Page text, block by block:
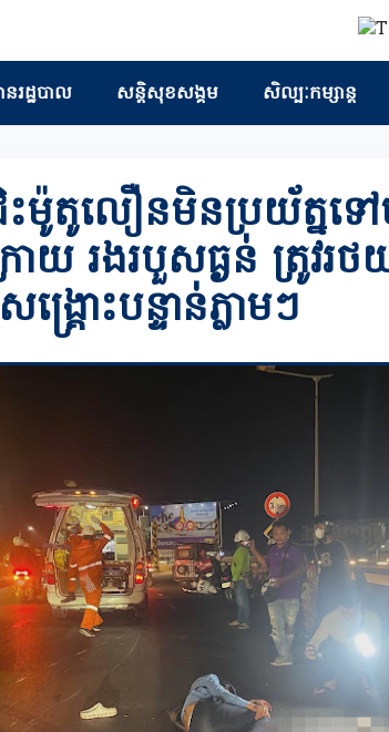
រដ្ឋបាល សន្តិសុខសង្គម សិល្បៈកម្សាន្ត
ះម៉ូតូលឿនមិនប្រយ័ត្នទ
យ រងរបួសធ្ងន់ ត្រូវរថ
រោះបន្ទាន់ភ្លាមៗ